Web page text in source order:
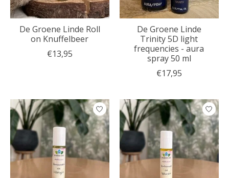
De Groene Linde Roll
on Knuffelbeer
€13,95
De Groene Linde
Trinity 5D light
frequencies - aura
spray 50 ml
€17,95